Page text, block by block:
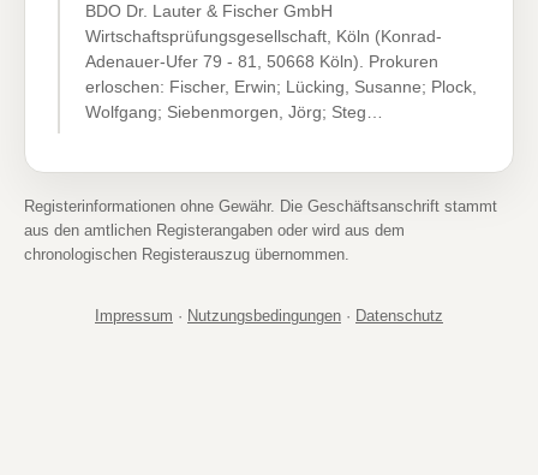
BDO Dr. Lauter & Fischer GmbH
Wirtschaftsprüfungsgesellschaft, Köln (Konrad-
Adenauer-Ufer 79 - 81, 50668 Köln). Prokuren
erloschen: Fischer, Erwin; Lücking, Susanne; Plock,
Wolfgang; Siebenmorgen, Jörg; Steg…
Registerinformationen ohne Gewähr. Die Geschäftsanschrift stammt
aus den amtlichen Registerangaben oder wird aus dem
chronologischen Registerauszug übernommen.
Impressum · Nutzungsbedingungen · Datenschutz